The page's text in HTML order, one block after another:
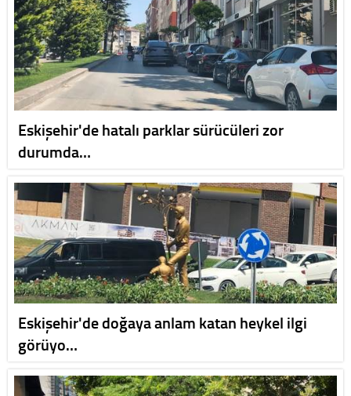
Eskişehir'de hatalı parklar sürücüleri zor
durumda…
Eskişehir'de doğaya anlam katan heykel ilgi
görüyo…